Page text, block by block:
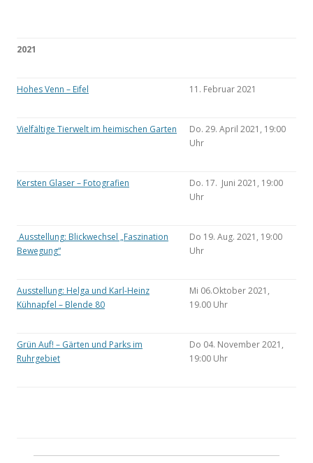
2021
Hohes Venn – Eifel 11. Februar 2021
Vielfältige Tierwelt im heimischen Garten
Do. 29. April 2021, 19:00
Uhr
Kersten Glaser – Fotografien
Do. 17. Juni 2021, 19:00
Uhr
Ausstellung: Blickwechsel „Faszination
Bewegung“
Do 19. Aug. 2021, 19:00
Uhr
Ausstellung: Helga und Karl-Heinz
Kühnapfel – Blende 80
Mi 06.Oktober 2021,
19.00 Uhr
Grün Auf! – Gärten und Parks im
Ruhrgebiet
Do 04. November 2021,
19:00 Uhr